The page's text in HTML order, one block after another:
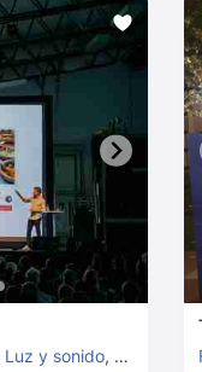
Luz y sonido, Alquiler